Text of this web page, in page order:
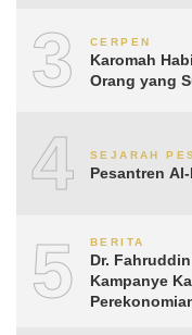
3 CERPEN
Karomah
Orang yang
4 SEJARAH
Pesantren
5 BERITA
Dr.
Kampanye